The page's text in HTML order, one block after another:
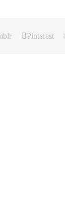
Pinterest